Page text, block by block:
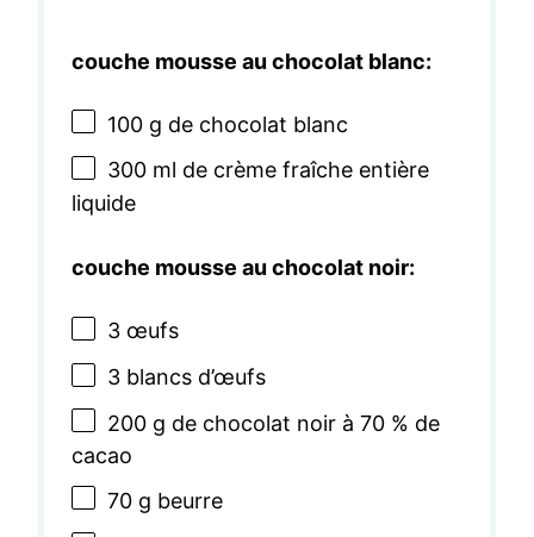
couche mousse au chocolat blanc:
100 g de chocolat blanc
300ml de crème fraîche entière
liquide
couche mousse au chocolat noir:
3œufs
3blancs d’œufs
200 g de chocolat noir à 70 % de
cacao
70 g beurre